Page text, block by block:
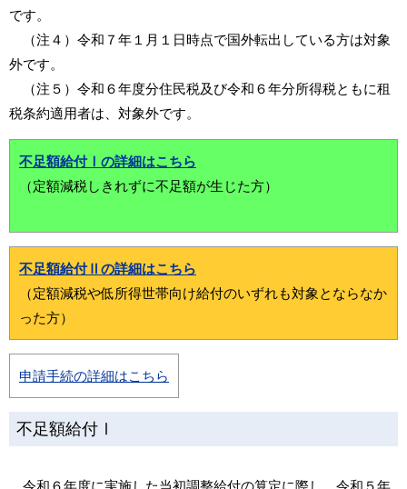
です。
（注４）令和７年１月１日時点で国外転出している方は対象
外です。
（注５）令和６年度分住民税及び令和６年分所得税ともに租
税条約適用者は、対象外です。
不足額給付Ⅰの詳細はこちら
（定額減税しきれずに不足額が生じた方）
不足額給付Ⅱの詳細はこちら
（定額減税や低所得世帯向け給付のいずれも対象とならなか
った方）
申請手続の詳細はこちら
不足額給付Ⅰ
令和６年度に実施した当初調整給付の算定に際し、令和５年